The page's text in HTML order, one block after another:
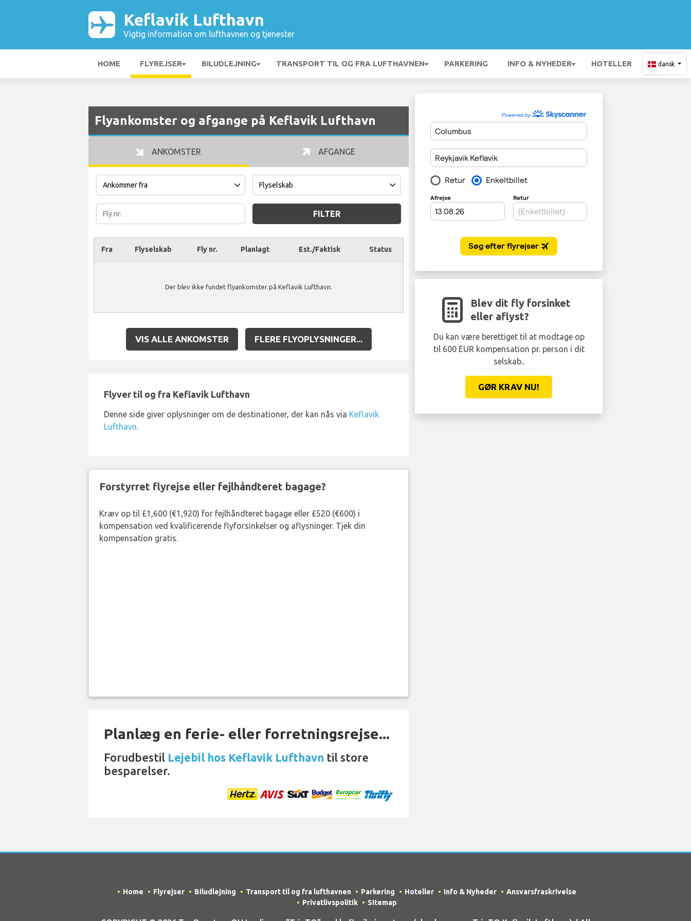
Keflavik Lufthavn
Vigtig information om lufthavnen og tjenester
HOME FLYREJSER BILUDLEJNING TRANSPORT TIL OG FRA LUFTHAVNEN PARKERING INFO & NYHEDER HOTELLER dansk
Flyankomster og afgange på Keflavik Lufthavn
ANKOMSTER AFGANGE
FILTER
Fra Flyselskab Fly nr. Planlagt Est./Faktisk Status
Der blev ikke fundet flyankomster på Keflavik Lufthavn.
VIS ALLE ANKOMSTER FLERE FLYOPLYSNINGER...
Flyver til og fra Keflavik Lufthavn
Denne side giver oplysninger om de destinationer, der kan nås via Keflavik
Lufthavn.
Forstyrret flyrejse eller fejlhåndteret bagage?
Kræv op til £1,600 (€1,920) for fejlhåndteret bagage eller £520 (€600) i
kompensation ved kvalificerende flyforsinkelser og aflysninger. Tjek din
kompensation gratis.
Planlæg en ferie- eller forretningsrejse...
Forudbestil Lejebil hos Keflavik Lufthavn til store
besparelser.
Blev dit fly forsinket
eller aflyst?
Du kan være berettiget til at modtage op
til 600 EUR kompensation pr. person i dit
selskab..
GØR KRAV NU!
Home Flyrejser Biludlejning Transport til og fra lufthavnen Parkering Hoteller Info & Nyheder
Ansvarsfraskrivelse
Privatlivspolitik
Sitemap